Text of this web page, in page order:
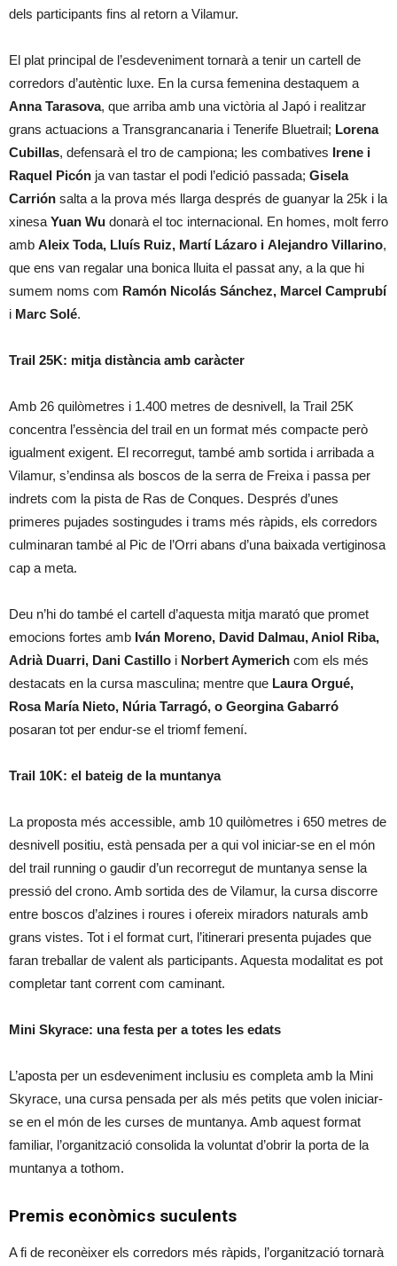
dels participants fins al retorn a Vilamur.
El plat principal de l’esdeveniment tornarà a tenir un cartell de
corredors d’autèntic luxe. En la cursa femenina destaquem a
Anna Tarasova, que arriba amb una victòria al Japó i realitzar
grans actuacions a Transgrancanaria i Tenerife Bluetrail; Lorena
Cubillas, defensarà el tro de campiona; les combatives Irene i
Raquel Picón ja van tastar el podi l’edició passada; Gisela
Carrión salta a la prova més llarga després de guanyar la 25k i la
xinesa Yuan Wu donarà el toc internacional. En homes, molt ferro
amb Aleix Toda, Lluís Ruiz, Martí Lázaro i Alejandro Villarino,
que ens van regalar una bonica lluita el passat any, a la que hi
sumem noms com Ramón Nicolás Sánchez, Marcel Camprubí
i Marc Solé.
Trail 25K: mitja distància amb caràcter
Amb 26 quilòmetres i 1.400 metres de desnivell, la Trail 25K
concentra l’essència del trail en un format més compacte però
igualment exigent. El recorregut, també amb sortida i arribada a
Vilamur, s’endinsa als boscos de la serra de Freixa i passa per
indrets com la pista de Ras de Conques. Després d’unes
primeres pujades sostingudes i trams més ràpids, els corredors
culminaran també al Pic de l’Orri abans d’una baixada vertiginosa
cap a meta.
Deu n’hi do també el cartell d’aquesta mitja marató que promet
emocions fortes amb Iván Moreno, David Dalmau, Aniol Riba,
Adrià Duarri, Dani Castillo i Norbert Aymerich com els més
destacats en la cursa masculina; mentre que Laura Orgué,
Rosa María Nieto, Núria Tarragó, o Georgina Gabarró
posaran tot per endur-se el triomf femení.
Trail 10K: el bateig de la muntanya
La proposta més accessible, amb 10 quilòmetres i 650 metres de
desnivell positiu, està pensada per a qui vol iniciar-se en el món
del trail running o gaudir d’un recorregut de muntanya sense la
pressió del crono. Amb sortida des de Vilamur, la cursa discorre
entre boscos d’alzines i roures i ofereix miradors naturals amb
grans vistes. Tot i el format curt, l’itinerari presenta pujades que
faran treballar de valent als participants. Aquesta modalitat es pot
completar tant corrent com caminant.
Mini Skyrace: una festa per a totes les edats
L’aposta per un esdeveniment inclusiu es completa amb la Mini
Skyrace, una cursa pensada per als més petits que volen iniciar-
se en el món de les curses de muntanya. Amb aquest format
familiar, l’organització consolida la voluntat d’obrir la porta de la
muntanya a tothom.
Premis econòmics suculents
A fi de reconèixer els corredors més ràpids, l’organització tornarà